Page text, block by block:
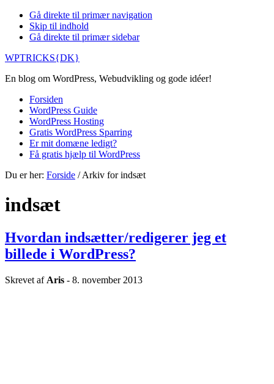
Gå direkte til primær navigation
Skip til indhold
Gå direkte til primær sidebar
WPTRICKS{DK}
En blog om WordPress, Webudvikling og gode idéer!
Forsiden
WordPress Guide
WordPress Hosting
Gratis WordPress Sparring
Er mit domæne ledigt?
Få gratis hjælp til WordPress
Du er her: Forside /Arkiv for indsæt
indsæt
Hvordan indsætter/redigerer jeg et
billede i WordPress?
Skrevet af Aris - 8. november 2013